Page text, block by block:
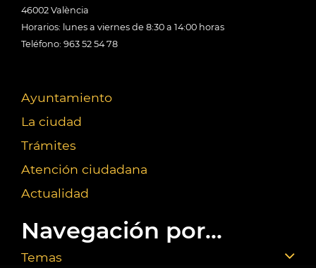
46002 València
Horarios: lunes a viernes de 8:30 a 14:00 horas
Teléfono: 963 52 54 78
Ayuntamiento
La ciudad
Trámites
Atención ciudadana
Actualidad
Navegación por...
Temas